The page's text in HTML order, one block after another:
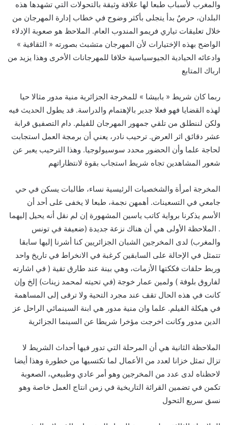
والمغرب لأسباب طبعا لها علاقة وثيقة بالتحولات التي تشهدها هذه
البلدان، حرصٌ بدأ يتجلى بأكثر وضوح في خطاب إدارة المهرجان من
خلال تعليقات تياري فريمو المندوب العام.
الملاحظ هو صعوبة الإدلاء
الواضح بهذه الإختيارات لأن المهرجان متشبث بصورته « الثقافية »
وادعائه الحيادية الجيوسياسية خلافا للمهرجانات الأخرى وهذا يزيد من
ارباك المتابع
ربما كان شريط « بابيشا » للمخرجة الجزائرية منية مدور مثالا حيا
لهذه القضايا فهو فعلا جدير بالإهتمام والدراسة. قد يطول الحديث فيه
ولكن لننطلق من تلقي جمهور المهرجان للفيلم. دام التصفيق قرابة
عشر دقائق اثر العرض. ترحيب نادر، يعني أن برمجة العمل استجابت
لحاجة علما وأن الحضور محدد سوسيولوجيا. وهذا الترحيب يعبر عن
شعور المشاهدين تجاه شريط استجاب بقوة لانتظاراتهم
المخرجة امرأة والشخصيات الرئيسية نساء، طالبات يسكن في حي
جامعي في التسعينات.
أهمهن نجمة، طبعا لا يخفى على أحد أن
الأسم يذكرنا برواية كاتب ياسين المشهورة إن لم نقل أنه يحيل إليهما
. الملاحظة الأولى هي أن هناك نزعة جديدة (ضعيفة في تونس
والمغرب) لدى المخرجين الشبان الجزائريين كنا أشرنا إليها سابقا
تتمثل في الإحالة على السابقين كرغبة في الانخراط في تاريخ واحد
وربط حلقات فككتها الأزمات، وهي بينة عند طارق تقية ( في اشارته
لفاروق بلوفة ) ولمين عمار خوجة (في تحيته لمحمد زينات)
إلخ وإن
كانت في هذه الحال تقف عند مجرد التحية ولا ترقى إلى المساهمة
في هيكلة الفيلم. علما وان منية مدور هي ابنة السينمائي الراحل عز
الدين مدور وكانت اخرجت مؤخرا شريطا عن السينما الجزائرية
الملاحظة الثانية هي أن المرحلة التي تدور فيها أحداث الشريط لا
تزال تمثل خزانا لعدد من الأعمال لما تكتسيها من خطورة وهذا أيضا
لاحظناه لدى عدد من المخرجين وهو أمر عادي وطبيعي، الصعوبة
تكمن في تضمين القرائة التاريخية في زمن انتاج العمل خاصة وهو
نسق سريع التحول